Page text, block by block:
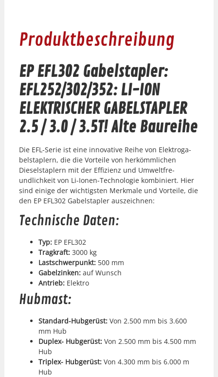
Produktbeschreibung
EP EFL302 Gabelstapler:
EFL252/302/352: LI-ION
ELEKTRISCHER GABELSTAPLER
2.5 / 3.0 / 3.5T! Alte Baureihe
Die EFL-Serie ist eine inno­v­a­tive Rei­he von Elek­tro­ga­
bel­sta­plern, die die Vorteile von herkömm­lichen
Diesel­sta­plern mit der Effizienz und Umwelt­fre­
undlichkeit von Li-Ionen-Tech­nolo­gie kom­biniert. Hier
sind einige der wichtig­sten Merk­male und Vorteile, die
den EP EFL302 Gabel­sta­pler ausze­ich­nen:
Technische Daten:
Typ:EP EFL302
Tragkraft:3000 kg
Lastschw­er­punkt:500 mm
Gabelzinken:auf Wun­sch
Antrieb:Elek­tro
Hubmast:
Stan­dard-Hubgerüst:Von 2.500 mm bis 3.600
mm Hub
Duplex- Hubgerüst: Von 2.500 mm bis 4.500 mm
Hub
Triplex- Hubgerüst: Von 4.300 mm bis 6.000 m
Hub